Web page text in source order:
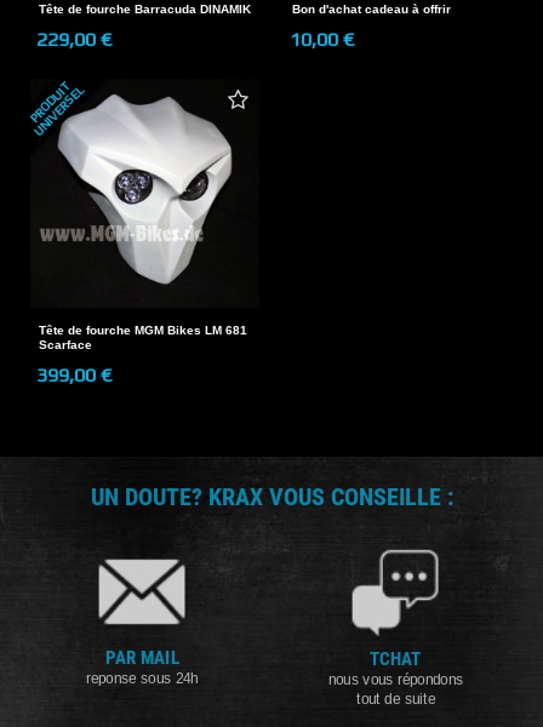
Tête de fourche Barracuda DINAMIK
229,00 €
Bon d'achat cadeau à offrir
10,00 €
P
R
O
D
U
I
T
U
N
I
V
E
R
S
E
L
Tête de fourche MGM Bikes LM 681
Scarface
399,00 €
UN DOUTE? KRAX VOUS CONSEILLE :
PAR MAIL
reponse sous 24h
TCHAT
nous vous répondons
tout de suite